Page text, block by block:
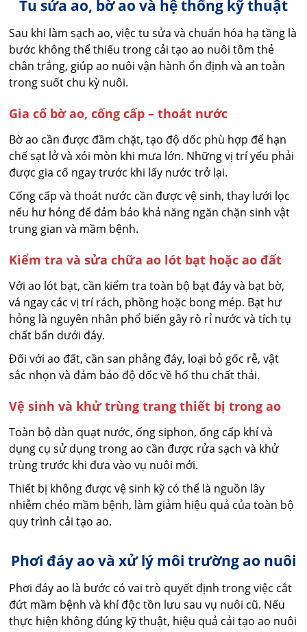
Tu sửa ao, bờ ao và hệ thống kỹ thuật
Sau khi làm sạch ao, việc tu sửa và chuẩn hóa hạ tầng là
bước không thể thiếu trong cải tạo ao nuôi tôm thẻ
chân trắng, giúp ao nuôi vận hành ổn định và an toàn
trong suốt chu kỳ nuôi.
Gia cố bờ ao, cống cấp – thoát nước
Bờ ao cần được đầm chặt, tạo độ dốc phù hợp để hạn
chế sạt lở và xói mòn khi mưa lớn. Những vị trí yếu phải
được gia cố ngay trước khi lấy nước trở lại.
Cống cấp và thoát nước cần được vệ sinh, thay lưới lọc
nếu hư hỏng để đảm bảo khả năng ngăn chặn sinh vật
trung gian và mầm bệnh.
Kiểm tra và sửa chữa ao lót bạt hoặc ao đất
Với ao lót bạt, cần kiểm tra toàn bộ bạt đáy và bạt bờ,
vá ngay các vị trí rách, phồng hoặc bong mép. Bạt hư
hỏng là nguyên nhân phổ biến gây rò rỉ nước và tích tụ
chất bẩn dưới đáy.
Đối với ao đất, cần san phẳng đáy, loại bỏ gốc rễ, vật
sắc nhọn và đảm bảo độ dốc về hố thu chất thải.
Vệ sinh và khử trùng trang thiết bị trong ao
Toàn bộ dàn quạt nước, ống siphon, ống cấp khí và
dụng cụ sử dụng trong ao cần được rửa sạch và khử
trùng trước khi đưa vào vụ nuôi mới.
Thiết bị không được vệ sinh kỹ có thể là nguồn lây
nhiễm chéo mầm bệnh, làm giảm hiệu quả của toàn bộ
quy trình cải tạo ao.
Phơi đáy ao và xử lý môi trường ao nuôi
Phơi đáy ao là bước có vai trò quyết định trong việc cắt
đứt mầm bệnh và khí độc tồn lưu sau vụ nuôi cũ. Nếu
thực hiện không đúng kỹ thuật, hiệu quả cải tạo ao nuôi